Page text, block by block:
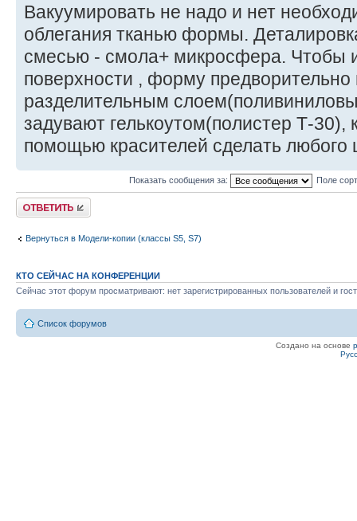
Вакуумировать не надо и нет
облегания тканью формы.
смесью - смола+ микросфера. Чтобы
поверхности , форму
разделительным
задувают гелькоутом(полистер Т-
помощью красителей сделать любого
Показать сообщения за: Поле
Ответить
Вернуться в Модели-копии (классы S5, S7)
КТО СЕЙЧАС НА КОНФЕРЕНЦИИ
Сейчас этот форум просматривают: нет зарегистрированных пользователей и
Список форумов
Создано на основе